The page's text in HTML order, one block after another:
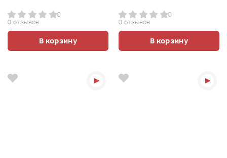
0
0 отзывов
В корзину
0
0 отзывов
В корзину